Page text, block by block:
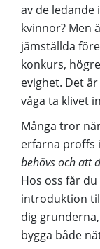
av de ledande
kvinnor? Men
jämställda
konkurs,
evighet. Det
våga ta klivet
Många tror
erfarna proffs
behövs och att
Hos oss får
introduktion
dig
bygga både